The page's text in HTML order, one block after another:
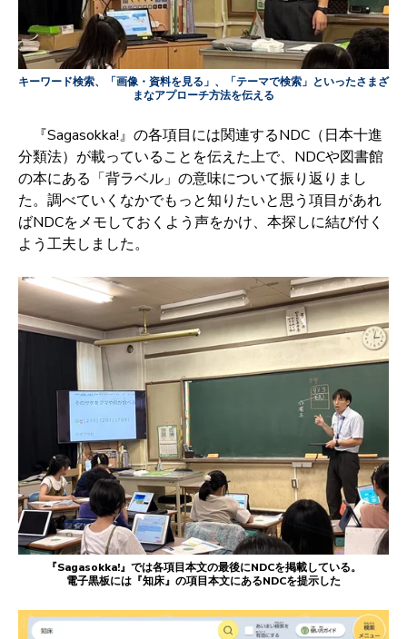
キーワード検索、「画像・資料を見る」、「テーマで検索」といったさまざ
まなアプローチ方法を伝える
『Sagasokka!』の各項目には関連するNDC （日本十進
分類法） が載っていることを伝えた上で、 NDCや図書館
の本にある「背ラベル」の意味について振り返りまし
た。調べていくなかでもっと知りたいと思う項目があれ
ばNDCをメモしておくよう声をかけ、本探しに結び付く
よう工夫しました。
『Sagasokka!』では各項目本文の最後にNDCを掲載している。
電子黒板には『知床』の項目本文にあるNDCを提示した